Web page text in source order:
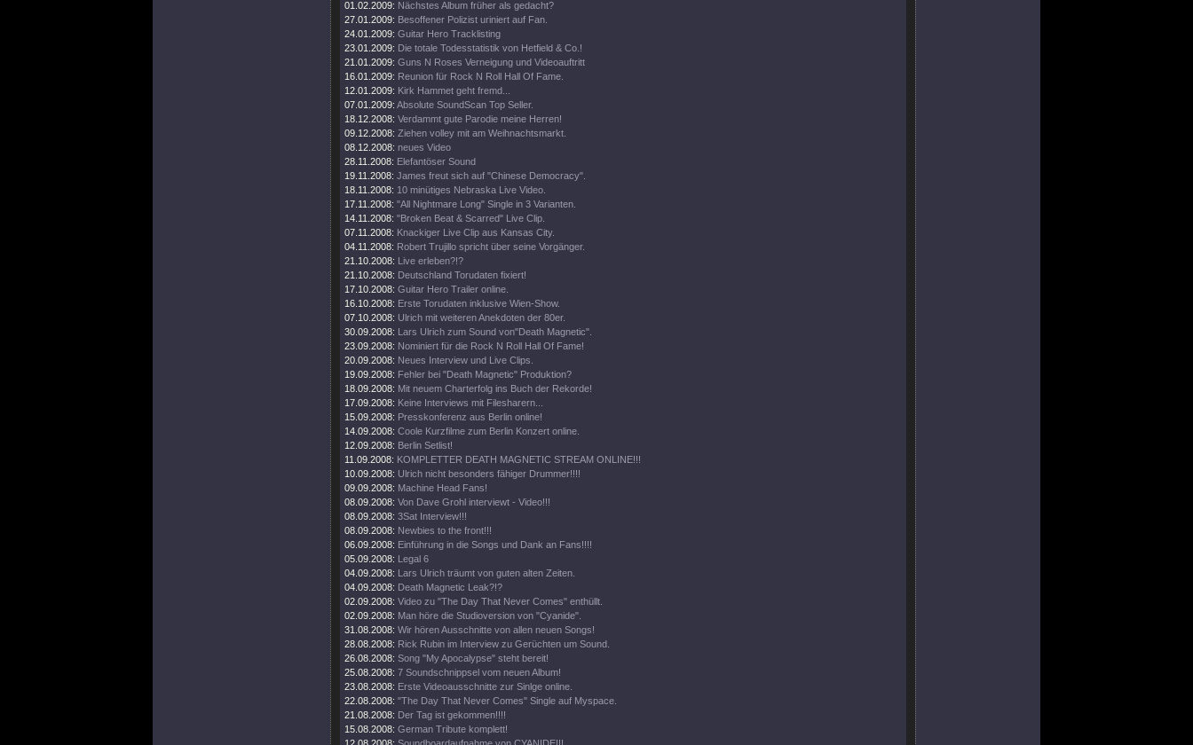
01.02.2009: Nächstes Album früher als gedacht?
27.01.2009: Besoffener Polizist uriniert auf Fan.
24.01.2009: Guitar Hero Tracklisting
23.01.2009: Die totale Todesstatistik von Hetfield & Co.!
21.01.2009: Guns N Roses Verneigung und Videoauftritt
16.01.2009: Reunion für Rock N Roll Hall Of Fame.
12.01.2009: Kirk Hammet geht fremd...
07.01.2009: Absolute SoundScan Top Seller.
18.12.2008: Verdammt gute Parodie meine Herren!
09.12.2008: Ziehen volley mit am Weihnachtsmarkt.
08.12.2008: neues Video
28.11.2008: Elefantöser Sound
19.11.2008: James freut sich auf "Chinese Democracy".
18.11.2008: 10 minütiges Nebraska Live Video.
17.11.2008: "All Nightmare Long" Single in 3 Varianten.
14.11.2008: "Broken Beat & Scarred" Live Clip.
07.11.2008: Knackiger Live Clip aus Kansas City.
04.11.2008: Robert Trujillo spricht über seine Vorgänger.
21.10.2008: Live erleben?!?
21.10.2008: Deutschland Torudaten fixiert!
17.10.2008: Guitar Hero Trailer online.
16.10.2008: Erste Torudaten inklusive Wien-Show.
07.10.2008: Ulrich mit weiteren Anekdoten der 80er.
30.09.2008: Lars Ulrich zum Sound von"Death Magnetic".
23.09.2008: Nominiert für die Rock N Roll Hall Of Fame!
20.09.2008: Neues Interview und Live Clips.
19.09.2008: Fehler bei "Death Magnetic" Produktion?
18.09.2008: Mit neuem Charterfolg ins Buch der Rekorde!
17.09.2008: Keine Interviews mit Filesharern...
15.09.2008: Presskonferenz aus Berlin online!
14.09.2008: Coole Kurzfilme zum Berlin Konzert online.
12.09.2008: Berlin Setlist!
11.09.2008: KOMPLETTER DEATH MAGNETIC STREAM ONLINE!!!
10.09.2008: Ulrich nicht besonders fähiger Drummer!!!!
09.09.2008: Machine Head Fans!
08.09.2008: Von Dave Grohl interviewt - Video!!!
08.09.2008: 3Sat Interview!!!
08.09.2008: Newbies to the front!!!
06.09.2008: Einführung in die Songs und Dank an Fans!!!!
05.09.2008: Legal 6
04.09.2008: Lars Ulrich träumt von guten alten Zeiten.
04.09.2008: Death Magnetic Leak?!?
02.09.2008: Video zu "The Day That Never Comes" enthüllt.
02.09.2008: Man höre die Studioversion von "Cyanide".
31.08.2008: Wir hören Ausschnitte von allen neuen Songs!
28.08.2008: Rick Rubin im Interview zu Gerüchten um Sound.
26.08.2008: Song "My Apocalypse" steht bereit!
25.08.2008: 7 Soundschnippsel vom neuen Album!
23.08.2008: Erste Videoausschnitte zur Sinlge online.
22.08.2008: "The Day That Never Comes" Single auf Myspace.
21.08.2008: Der Tag ist gekommen!!!!
15.08.2008: German Tribute komplett!